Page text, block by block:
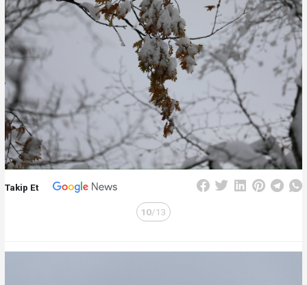
Takip Et
10/13